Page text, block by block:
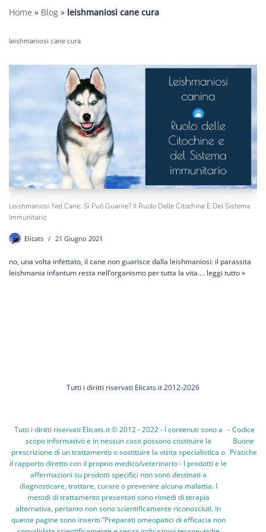
Home » Blog » leishmaniosi cane cura
leishmaniosi cane cura
Leishmaniosi Nel Cane: Si Può Guarire? Il Ruolo Delle Citochine E Del Sistema
Immunitario
Elicats 21 Giugno 2021
no, una volta infettato, il cane non guarisce dalla leishmaniosi: il parassita
leishmania infantum resta nell’organismo per tutta la vita.… leggi tutto »
Tutti i diritti riservati Elicats.it 2012-2026
Tutti i diritti riservati Elicats.it © 2012 - 2022 - I contenuti sono a
scopo informativo e in nessun caso possono costituire la
prescrizione di un trattamento o sostituire la visita specialistica o
il rapporto diretto con il proprio medico/veterinario - I prodotti e le
affermazioni su prodotti specifici non sono destinati a
diagnosticare, trattare, curare o prevenire alcuna malattia. I
metodi di trattamento presentati sono rimedi di terapia
alternativa, pertanto non sono scientificamente riconosciuti. In
queste pagine sono inseriti “Preparati omeopatici di efficacia non
- Codice
Buone
Pratiche